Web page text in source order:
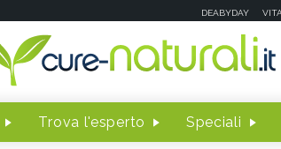
DEABYDAY
Trova l'esperto Speciali